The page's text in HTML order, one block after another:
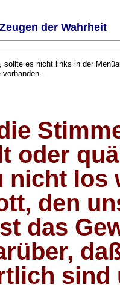
Zeugen der Wahrheit
sollte es nicht links in der
oder
nicht los
den
das
sind